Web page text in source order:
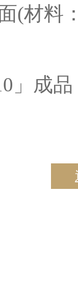
(材料
」成品